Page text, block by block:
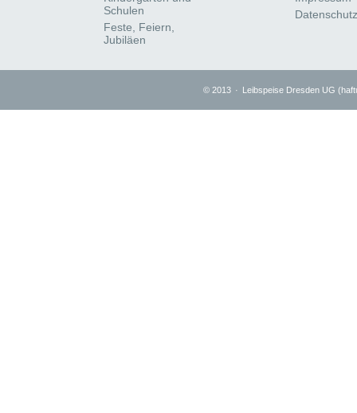
Schulen
Feste, Feiern,
Jubiläen
Datenschutz
© 2013 · Leibspeise Dresden UG